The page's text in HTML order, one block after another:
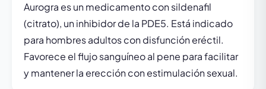
Aurogra es un medicamento con sildenafil
(citrato), un inhibidor de la PDE5. Está indicado
para hombres adultos con disfunción eréctil.
Favorece el flujo sanguíneo al pene para facilitar
y mantener la erección con estimulación sexual.